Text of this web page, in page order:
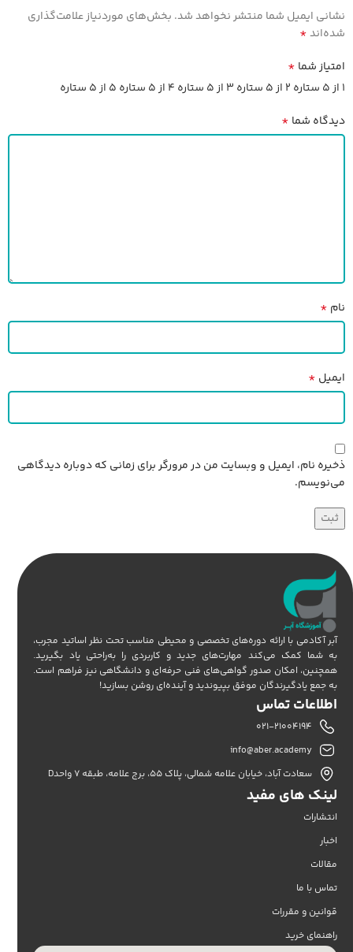
نشانی ایمیل شما منتشر نخواهد شد. بخش‌های موردنیاز علامت‌گذاری
شده‌اند*
امتیاز شما *
۱ از ۵ ستاره ۲ از ۵ ستاره ۳ از ۵ ستاره ۴ از ۵ ستاره
۵ از ۵ ستاره
دیدگاه شما *
نام *
ایمیل *
ذخیره نام، ایمیل و وبسایت من در مرورگر برای زمانی که دوباره دیدگاهی
می‌نویسم.
آبر آکادمی با ارائه دوره‌های تخصصی و محیطی مناسب تحت نظر اساتید مجرب،
به شما کمک می‌کند مهارت‌های جدید و کاربردی را به‌راحتی یاد بگیرید.
همچنین، امکان صدور گواهی‌های فنی حرفه‌ای و دانشگاهی نیز فراهم است.
به جمع یادگیرندگان موفق بپیوندید و آینده‌ای روشن بسازید!
اطلاعات تماس
۰۲۱-۲۱۰۰۴۱۹۴
info@aber.academy
سعادت آباد، خیابان علامه شمالی، پلاک ۵۵، برج علامه، طبقه ۷ واحدD
لینک های مفید
انتشارات
اخبار
مقالات
تماس با ما
قوانین و مقررات
راهنمای خرید